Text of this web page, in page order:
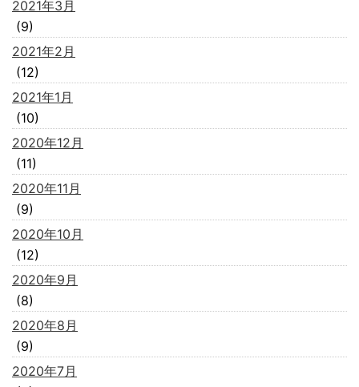
2021年3月
(9)
2021年2月
(12)
2021年1月
(10)
2020年12月
(11)
2020年11月
(9)
2020年10月
(12)
2020年9月
(8)
2020年8月
(9)
2020年7月